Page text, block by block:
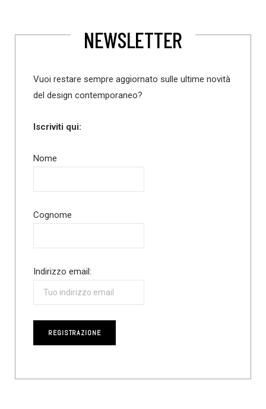
NEWSLETTER
Vuoi restare sempre aggiornato sulle ultime novità
del design contemporaneo?
Iscriviti qui:
Nome
Cognome
Indirizzo email: